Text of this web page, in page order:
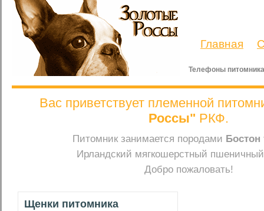
Главная
Телефоны
Вас приветствует племенной
Россы" РКФ.
Питомник занимается породами Бостон
Ирландский мягкошерстный
Добро пожаловать!
Щенки питомника